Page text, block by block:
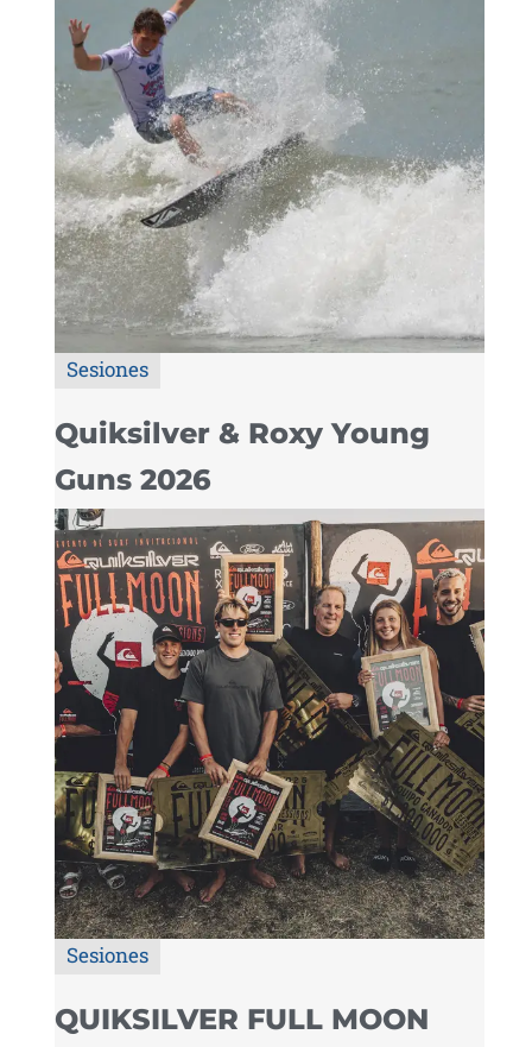
Sesiones
Quiksilver & Roxy Young
Guns 2026
Sesiones
QUIKSILVER FULL MOON